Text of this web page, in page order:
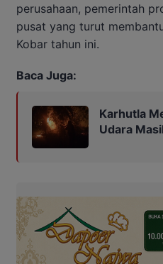
perusahaan, pemerintah
pusat yang turut
Kobar tahun ini.
Baca Juga:
Karhutla
Udara